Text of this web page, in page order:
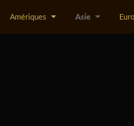
Amériques Asie